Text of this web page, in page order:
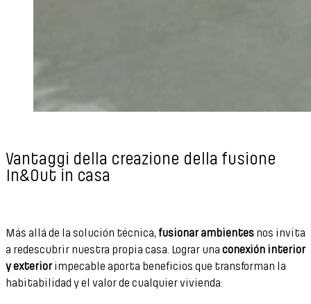
Vantaggi della creazione della fusione
In&Out in casa
Más allá de la solución técnica, fusionar ambientes nos invita
a redescubrir nuestra propia casa. Lograr una conexión interior
y exteriorimpecable aporta beneficios que transforman la
habitabilidad y el valor de cualquier vivienda: